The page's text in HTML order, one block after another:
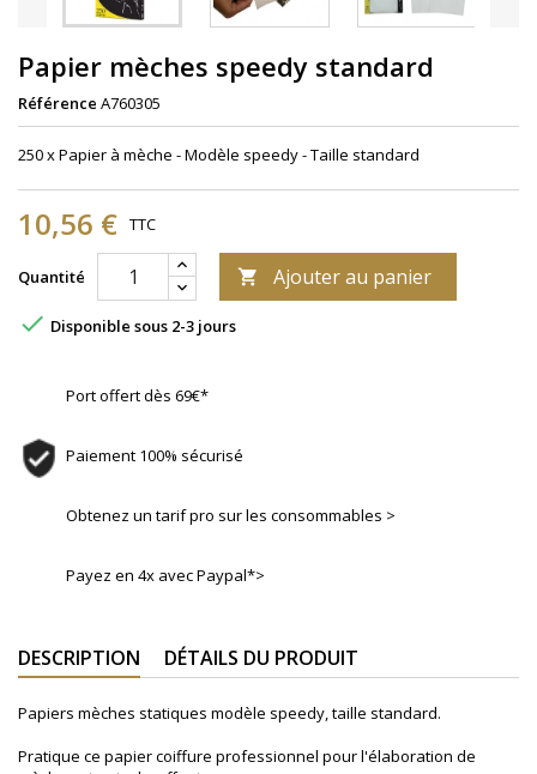
Papier mèches speedy standard
Référence A760305
250 x Papier à mèche - Modèle speedy - Taille standard
10,56 € TTC
Quantité  Ajouter au panier
 Disponible sous 2-3 jours
Port offert dès 69€*
Paiement 100% sécurisé
Obtenez un tarif pro sur les consommables >
Payez en 4x avec Paypal*>
DESCRIPTION DÉTAILS DU PRODUIT
Papiers mèches statiques modèle speedy, taille standard.
Pratique ce papier coiffure professionnel pour l'élaboration de